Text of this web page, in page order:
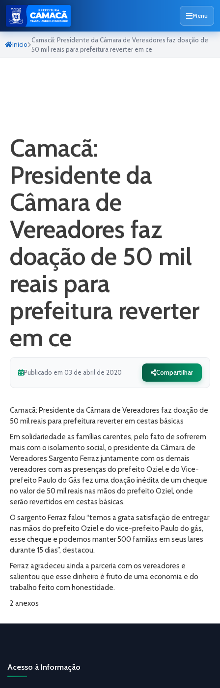
Menu
Início
Camacã: Presidente da Câmara de Vereadores faz doação de
50 mil reais para prefeitura reverter em ce
Camacã:
Presidente da
Câmara de
Vereadores faz
doação de 50 mil
reais para
prefeitura reverter
em ce
Publicado em 03 de abril de 2020 Compartilhar
Camacã: Presidente da Câmara de Vereadores faz doação de
50 mil reais para prefeitura reverter em cestas básicas
Em solidariedade as famílias carentes, pelo fato de sofrerem
mais com o isolamento social, o presidente da Câmara de
Vereadores Sargento Ferraz juntamente com os demais
vereadores com as presenças do prefeito Oziel e do Vice-
prefeito Paulo do Gás fez uma doação inédita de um cheque
no valor de 50 mil reais nas mãos do prefeito Oziel, onde
serão revertidos em cestas básicas.
O sargento Ferraz falou “temos a grata satisfação de entregar
nas mãos do prefeito Oziel e do vice-prefeito Paulo do gás,
esse cheque e podemos manter 500 famílias em seus lares
durante 15 dias”, destacou.
Ferraz agradeceu ainda a parceria com os vereadores e
salientou que esse dinheiro é fruto de uma economia e do
trabalho feito com honestidade.
2 anexos
Acesso à Informação